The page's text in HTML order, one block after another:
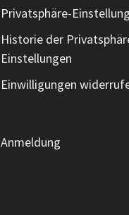
Privatsphäre-
Historie der
Einstellungen
Einwilligungen
Anmeldung